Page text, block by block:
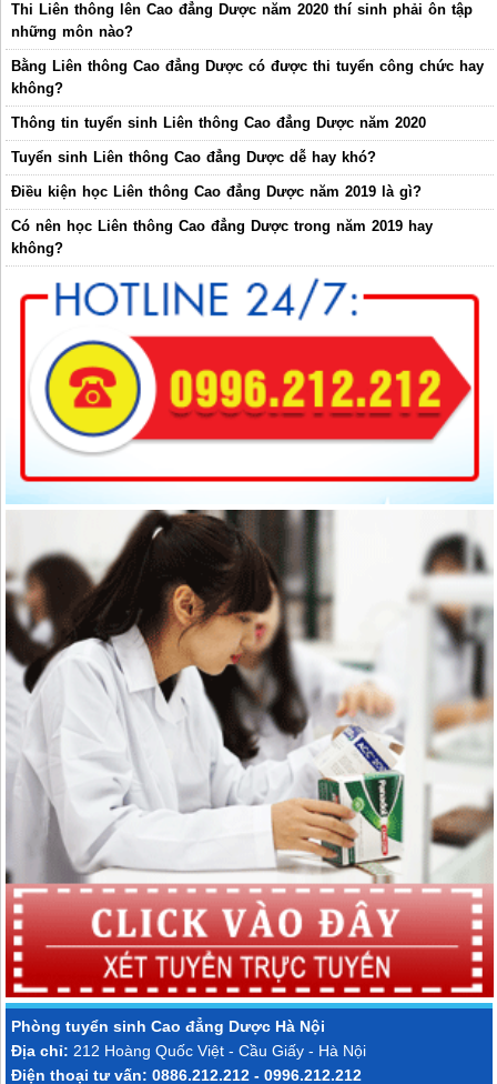
Thi Liên thông lên Cao đẳng Dược năm 2020 thí sinh phải ôn tập
những môn nào?
Bằng Liên thông Cao đẳng Dược có được thi tuyển công chức hay
không?
Thông tin tuyển sinh Liên thông Cao đẳng Dược năm 2020
Tuyển sinh Liên thông Cao đẳng Dược dễ hay khó?
Điều kiện học Liên thông Cao đẳng Dược năm 2019 là gì?
Có nên học Liên thông Cao đẳng Dược trong năm 2019 hay
không?
Phòng tuyển sinh Cao đẳng Dược Hà Nội
Địa chỉ: 212 Hoàng Quốc Việt - Cầu Giấy - Hà Nội
Điện thoại tư vấn: 0886.212.212 - 0996.212.212